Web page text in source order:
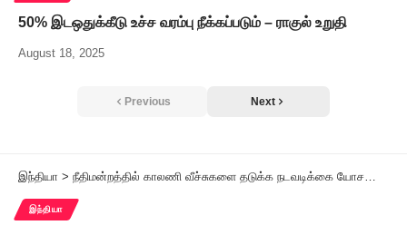
50% இடஒதுக்கீடு உச்ச வரம்பு நீக்கப்படும் – ராகுல் உறுதி
August 18, 2025
Previous Next
இந்தியா > நீதிமன்றத்தில் காலணி வீச்சுகளை தடுக்க நடவடிக்கை யோசனை கேட்கும் உச்சநீதிமன்றம்
இந்தியா